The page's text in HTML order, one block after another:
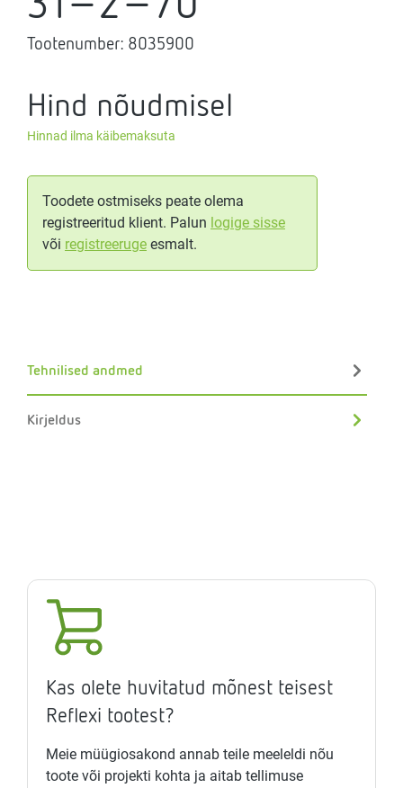
Tootenumber: 8035900
Hind nõudmisel
Hinnad ilma käibemaksuta
Toodete ostmiseks peate olema
registreeritud klient. Palun logige sisse
või registreeruge esmalt.
Tehnilised andmed
Kirjeldus
Kas olete huvitatud mõnest teisest
Reflexi tootest?
Meie müügiosakond annab teile meeleldi nõu
toote või projekti kohta ja aitab tellimuse